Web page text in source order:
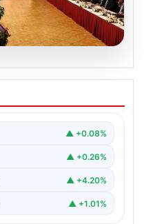
kapsıyor?
ve yasal
karşılaşılan önemli▲ +0.08%
▲ +0.26%
▲ +4.20%
▲ +1.01%